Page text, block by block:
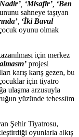
‘Misafir’ ‘Ben
sahneye taşıyan
‘İki Bavul
oyunu olmak
için merkez
projesi
karış karış gezen, bu
için tiyatro
ulaşma arzusuyla
yüzünde tebessüm
Şehir Tiyatrosu,
oyunlarla alkış